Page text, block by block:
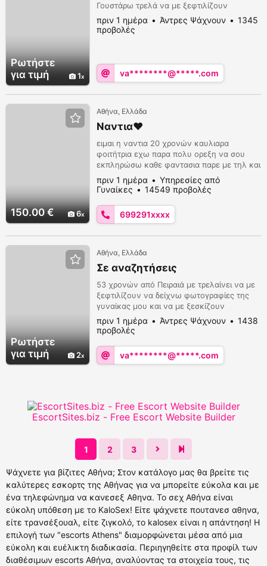
Ρωτήστε
για τιμή
1
Γουστάρω τρελά να με ξεφτιλίζουν
πριν 1 ημέρα Άντρες Ψάχνουν
1345
προβολές
va********@*****.com
150.00 € 6
Αθήνα, Ελλάδα
Ναντια❤️
ειμαι η ναντια 20 χρονών καυλιαρα
φοιτήτρια εχω παρα πολυ ορεξη να σου
εκπληρώσω καθε φαντασια παρε με τηλ και
δεν θα χασεις..6992910398
πριν 1 ημέρα
Υπηρεσίες από
Γυναίκες
14549 προβολές
699291xxxx
Ρωτήστε
για τιμή
2
Αθήνα, Ελλάδα
Σε αναζητήσεις
53 χρονών από Πειραιά με τρελαίνει να με
ξεφτιλίζουν να δείχνω φωτογραφίες της
γυναίκας μου και να με ξεσκίζουν
πριν 1 ημέρα Άντρες Ψάχνουν
1438
προβολές
va********@*****.com
EscortSites.biz - Free Escort Website Builder
1 2 3
Ψάχνετε για βίζιτες Αθήνα; Στον κατάλογο μας θα βρείτε τις
καλύτερες εσκορτς της Αθήνας για να μπορείτε εύκολα και με
ένα τηλεφώνημα να κανεσεξ Αθηνα. Το σεχ Αθήνα είναι
εύκολη υπόθεση με το KaloSex! Είτε ψάχνετε πουτανεσ αθηνα,
είτε τρανσέξουαλ, είτε ζιγκολό, το kalosex είναι η απάντηση! Η
επιλογή των "escorts Athens" διαμορφώνεται μέσα από μια
εύκολη και ευέλικτη διαδικασία. Περιηγηθείτε στα προφίλ των
διαθέσιμων escorts Αθήνα, αναλύοντας τα στοιχεία τους, τις